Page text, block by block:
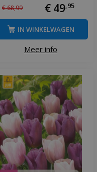
€68,99 € 49, 95
Meer info
IN WINKELWAGEN